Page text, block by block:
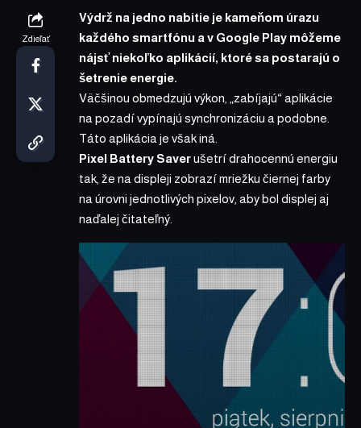
Zdieľať
Výdrž na jedno nabitie je kameňom úrazu
každého smartfónu a v Google Play môžeme
nájsť niekoľko aplikácií, ktoré sa postarajú o
šetrenie energie.
Väčšinou obmedzujú výkon, „zabíjajú“ aplikácie
na pozadí vypínajú synchronizáciu a podobne.
Táto aplikácia je však iná.
Pixel Battery Saverušetrí drahocennú energiu
tak, že na displeji zobrazí mriežku čiernej farby
na úrovni jednotlivých pixelov, aby bol displej aj
naďalej čitateľný.